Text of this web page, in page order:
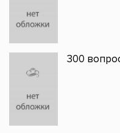
300